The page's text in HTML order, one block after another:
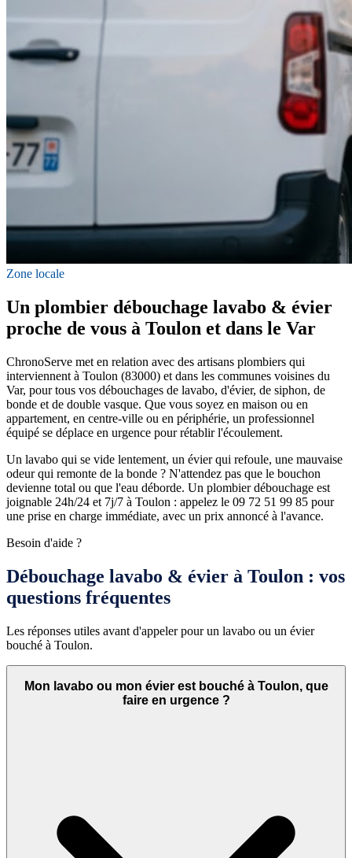
Zone locale
Un plombier débouchage lavabo & évier
proche de vous à Toulon et dans le Var
ChronoServe met en relation avec des artisans plombiers qui
interviennent à Toulon (83000) et dans les communes voisines du
Var, pour tous vos débouchages de lavabo, d'évier, de siphon, de
bonde et de double vasque. Que vous soyez en maison ou en
appartement, en centre-ville ou en périphérie, un professionnel
équipé se déplace en urgence pour rétablir l'écoulement.
Un lavabo qui se vide lentement, un évier qui refoule, une mauvaise
odeur qui remonte de la bonde ? N'attendez pas que le bouchon
devienne total ou que l'eau déborde. Un plombier débouchage est
joignable 24h/24 et 7j/7 à Toulon : appelez le 09 72 51 99 85 pour
une prise en charge immédiate, avec un prix annoncé à l'avance.
Besoin d'aide ?
Débouchage lavabo & évier à Toulon : vos
questions fréquentes
Les réponses utiles avant d'appeler pour un lavabo ou un évier
bouché à Toulon.
Mon lavabo ou mon évier est bouché à Toulon, que
faire en urgence ?